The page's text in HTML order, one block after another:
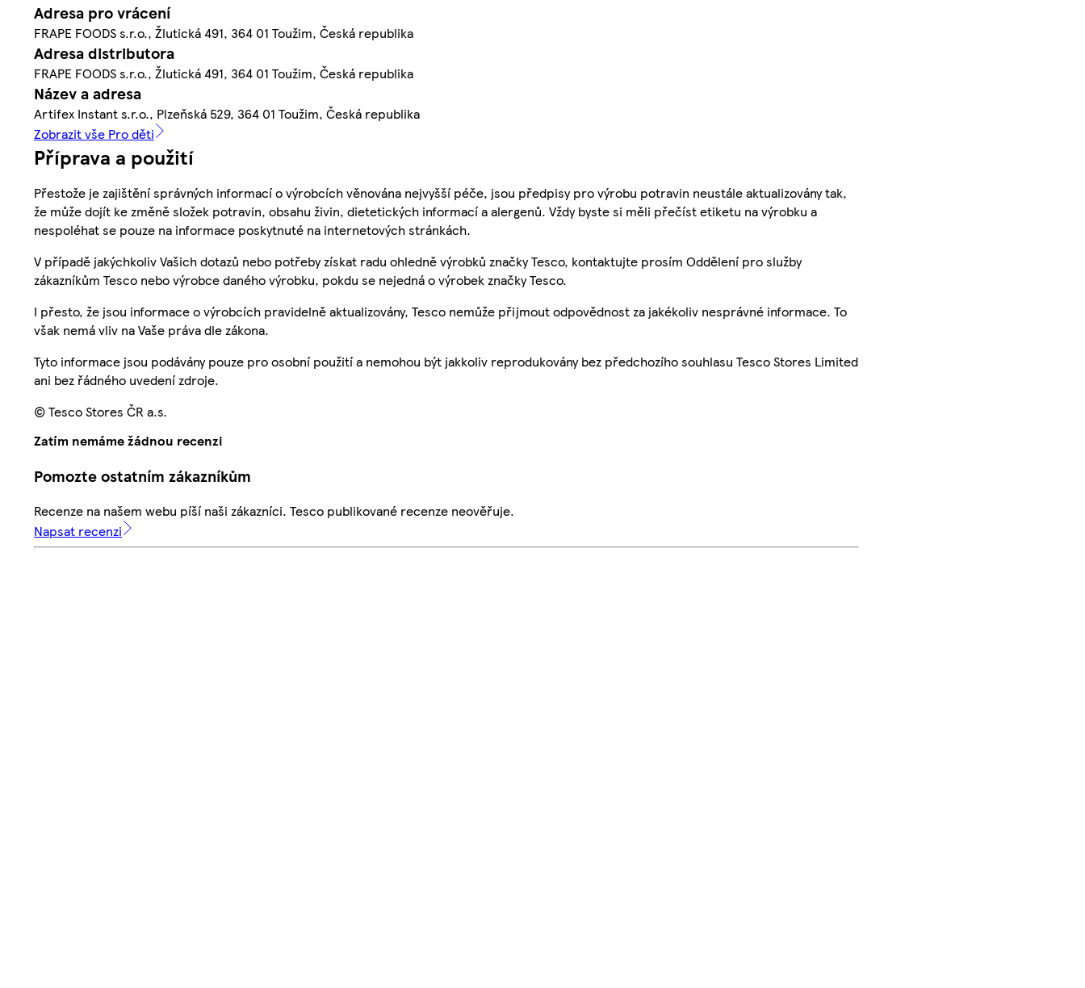
Adresa pro vrácení
FRAPE FOODS s.r.o., Žlutická 491, 364 01 Toužim, Česká republika
Adresa distributora
FRAPE FOODS s.r.o., Žlutická 491, 364 01 Toužim, Česká republika
Název a adresa
Artifex Instant s.r.o., Plzeňská 529, 364 01 Toužim, Česká republika
Zobrazit vše Pro děti
Příprava a použití
Přestože je zajištění správných informací o výrobcích věnována nejvyšší péče, jsou předpisy pro výrobu potravin neustále aktualizovány tak,
že může dojít ke změně složek potravin, obsahu živin, dietetických informací a alergenů. Vždy byste si měli přečíst etiketu na výrobku a
nespoléhat se pouze na informace poskytnuté na internetových stránkách.
V případě jakýchkoliv Vašich dotazů nebo potřeby získat radu ohledně výrobků značky Tesco, kontaktujte prosím Oddělení pro služby
zákazníkům Tesco nebo výrobce daného výrobku, pokdu se nejedná o výrobek značky Tesco.
I přesto, že jsou informace o výrobcích pravidelně aktualizovány, Tesco nemůže přijmout odpovědnost za jakékoliv nesprávné informace. To
však nemá vliv na Vaše práva dle zákona.
Tyto informace jsou podávány pouze pro osobní použití a nemohou být jakkoliv reprodukovány bez předchozího souhlasu Tesco Stores Limited
ani bez řádného uvedení zdroje.
© Tesco Stores ČR a.s.
Zatím nemáme žádnou recenzi
Pomozte ostatním zákazníkům
Recenze na našem webu píší naši zákazníci. Tesco publikované recenze neověřuje.
Napsat recenzi